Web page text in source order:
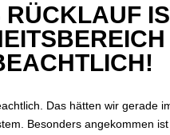
RÜCKLAUF
Das hätten wir gerade
Besonders angekommen